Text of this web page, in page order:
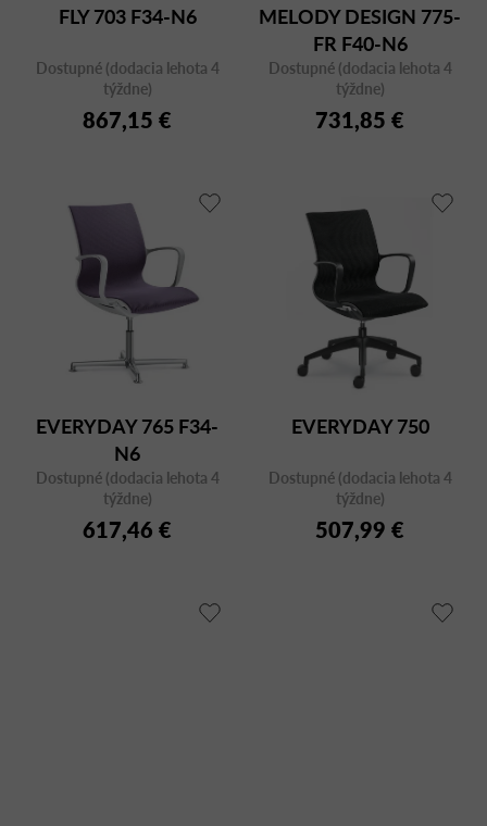
FLY 703 F34-N6
Dostupné (dodacia lehota 4
týždne)
867,15 €
MELODY DESIGN 775-
FR F40-N6
Dostupné (dodacia lehota 4
týždne)
731,85 €
EVERYDAY 765 F34-
N6
Dostupné (dodacia lehota 4
týždne)
617,46 €
EVERYDAY 750
Dostupné (dodacia lehota 4
týždne)
507,99 €